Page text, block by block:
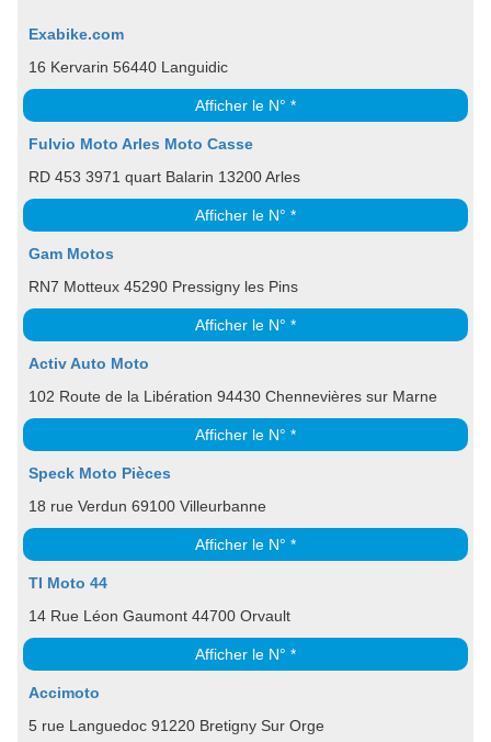
Exabike.com
16 Kervarin 56440 Languidic
Afficher le N° *
Fulvio Moto Arles Moto Casse
RD 453 3971 quart Balarin 13200 Arles
Afficher le N° *
Gam Motos
RN7 Motteux 45290 Pressigny les Pins
Afficher le N° *
Activ Auto Moto
102 Route de la Libération 94430 Chennevières sur Marne
Afficher le N° *
Speck Moto Pièces
18 rue Verdun 69100 Villeurbanne
Afficher le N° *
TI Moto 44
14 Rue Léon Gaumont 44700 Orvault
Afficher le N° *
Accimoto
5 rue Languedoc 91220 Bretigny Sur Orge